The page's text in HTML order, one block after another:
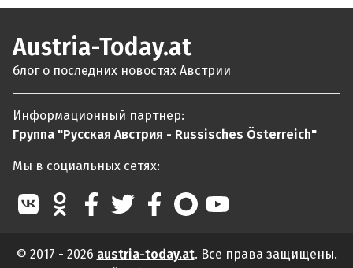
Austria-Today.at
блог о последних новостях Австрии
Информационный партнер:
Группа "Русская Австрия - Russisches Österreich"
Мы в социальных сетях:
© 2017 - 2026 austria-today.at. Все права защищены.